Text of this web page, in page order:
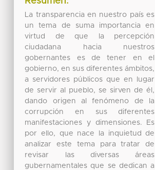
La transparencia en nuestro país es
un tema de suma importancia en
virtud de que la percepción
ciudadana hacia nuestros
gobernantes es de tener en el
gobierno, en sus diferentes ámbitos,
a servidores públicos que en lugar
de servir al pueblo, se sirven de él,
dando origen al fenómeno de la
corrupción en sus diferentes
manifestaciones y dimensiones. Es
por ello, que nace la inquietud de
analizar este tema para tratar de
revisar las diversas áreas
gubernamentales que se dedican a